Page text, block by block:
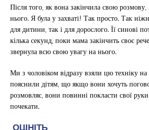
Після того, як вона закінчила свою
нього. Я була у захваті! Так просто. Так
для дитини, так і для дорослого. Її синові
кілька секунд, поки мама закінчить своє
звернула всю свою увагу на нього.
Ми з чоловіком відразу взяли цю техніку
пояснили дітям, що якщо вони хочуть
розмовляє, вони повинні покласти свої
почекати.